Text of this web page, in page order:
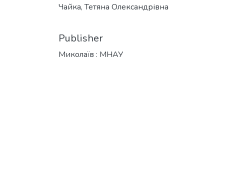
Чайка, Тетяна Олександрівна
Publisher
Миколаїв : МНАУ